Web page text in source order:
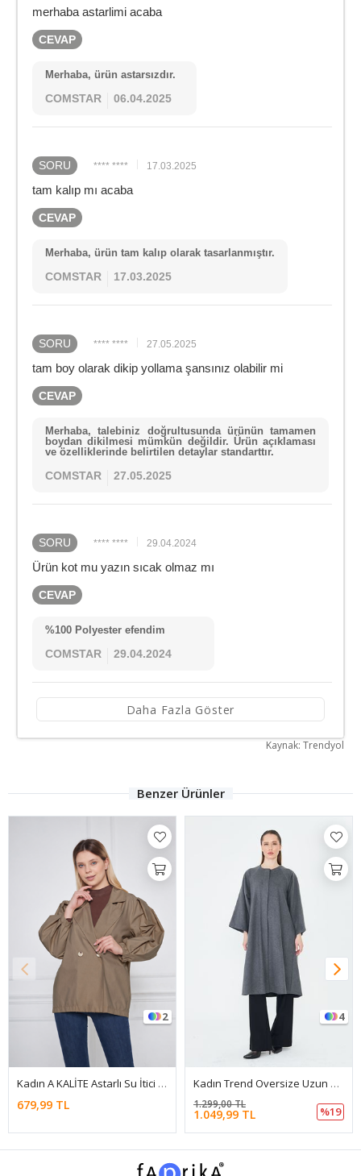
merhaba astarlimi acaba
CEVAP
Merhaba, ürün astarsızdır.
COMSTAR 06.04.2025
SORU **** **** 17.03.2025
tam kalıp mı acaba
CEVAP
Merhaba, ürün tam kalıp olarak tasarlanmıştır.
COMSTAR 17.03.2025
SORU **** **** 27.05.2025
tam boy olarak dikip yollama şansınız olabilir mi
CEVAP
Merhaba, talebiniz doğrultusunda ürünün tamamen
boydan dikilmesi mümkün değildir. Ürün açıklaması
ve özelliklerinde belirtilen detaylar standarttır.
COMSTAR 27.05.2025
SORU **** **** 29.04.2024
Ürün kot mu yazın sıcak olmaz mı
CEVAP
%100 Polyester efendim
COMSTAR 29.04.2024
Daha Fazla Göster
Kaynak: Trendyol
Benzer Ürünler
4
Kadın Trend Oversize Uzun Kol Şık Füme Kaşe Panço
1.049,99 TL
1.299,00 TL
18
Astarsız Cepli Düğmeli Kuşaklı Yazlık Trenç
999,99 TL